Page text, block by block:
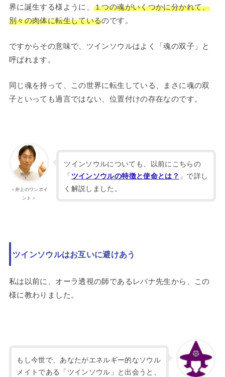
界に誕生する様ように、１つの魂がいくつかに分かれて、
別々の肉体に転生しているのです。
ですからその意味で、ツインソウルはよく「魂の双子」と
呼ばれます。
同じ魂を持って、この世界に転生している、まさに魂の双
子といっても過言ではない、位置付けの存在なのです。
＜井上のワンポイ
ント＞
ツインソウルについても、以前にこちらの
「ツインソウルの特徴と使命とは？ 」で詳し
く解説しました。
ツインソウルはお互いに避けあう
私は以前に、オーラ透視の師であるレバナ先生から、この
様に教わりました。
もし今世で、あなたがエネルギー的なソウル
メイトである「ツインソウル」と出会うと、